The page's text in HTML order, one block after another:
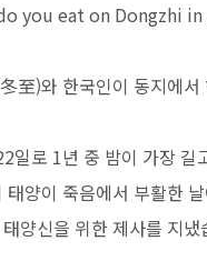
you eat on Dongzhi
至)와 한국인이 동지에서
일로 1년 중 밤이 가장 길
양이 죽음에서 부활한
양신을 위한 제사를 지냈